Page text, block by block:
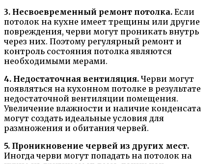
3. Несвоевременный ремонт потолка. Если
потолок на кухне имеет трещины или другие
повреждения, черви могут проникать внутрь
через них. Поэтому регулярный ремонт и
контроль состояния потолка являются
необходимыми мерами.
4. Недостаточная вентиляция. Черви могут
появляться на кухонном потолке в результате
недостаточной вентиляции помещения.
Увеличение влажности и наличие конденсата
могут создать идеальные условия для
размножения и обитания червей.
5. Проникновение червей из других мест.
Иногда черви могут попадать на потолок на